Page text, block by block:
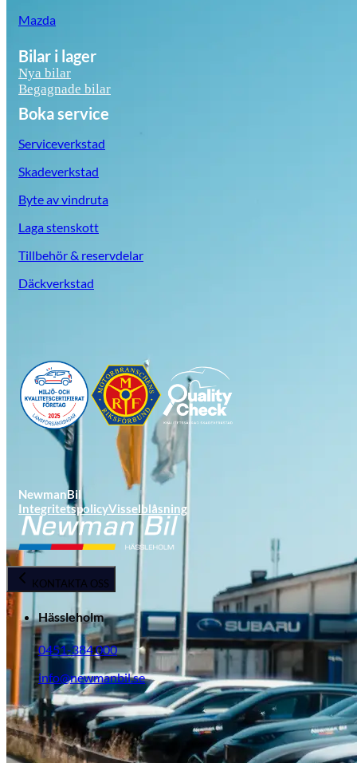
Opel
Serviceverkstad
Mazda
Bilar i lager
Nya bilar
Begagnade bilar
Boka service
Serviceverkstad
Skadeverkstad
Byte av vindruta
Laga stenskott
Tillbehör & reservdelar
Däckverkstad
NewmanBil
IntegritetspolicyVisselblåsning
KONTAKTA OSS
Hässleholm
0451-384 000
info@newmanbil.se